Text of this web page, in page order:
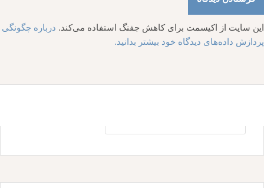
این سایت از اکیسمت برای کاهش جفنگ استفاده می‌کند. درباره چگونگی
پردازش داده‌های دیدگاه خود بیشتر بدانید.